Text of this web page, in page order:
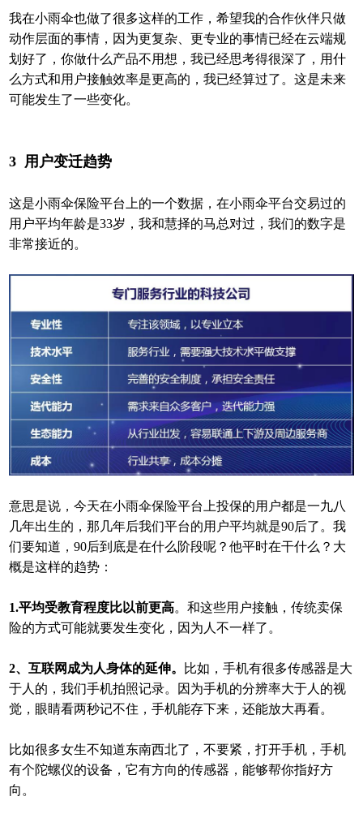
我在小雨伞也做了很多这样的工作，希望我的合作伙伴只做
动作层面的事情，因为更复杂、更专业的事情已经在云端规
划好了，你做什么产品不用想，我已经思考得很深了，用什
么方式和用户接触效率是更高的，我已经算过了。这是未来
可能发生了一些变化。
3 用户变迁趋势
这是小雨伞保险平台上的一个数据，在小雨伞平台交易过的
用户平均年龄是33岁，我和慧择的马总对过，我们的数字是
非常接近的。
意思是说，今天在小雨伞保险平台上投保的用户都是一九八
几年出生的，那几年后我们平台的用户平均就是90后了。我
们要知道，90后到底是在什么阶段呢？他平时在干什么？大
概是这样的趋势：
1.平均受教育程度比以前更高。和这些用户接触，传统卖保
险的方式可能就要发生变化，因为人不一样了。
2、互联网成为人身体的延伸。
比如，手机有很多传感器是大
于人的，我们手机拍照记录。因为手机的分辨率大于人的视
觉，眼睛看两秒记不住，手机能存下来，还能放大再看。
比如很多女生不知道东南西北了，不要紧，打开手机，手机
有个陀螺仪的设备，它有方向的传感器，能够帮你指好方
向。